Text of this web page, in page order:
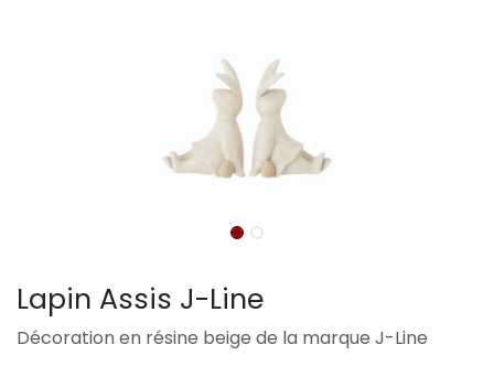
Lapin Assis J-Line
Décoration en résine beige de la marque J-Line